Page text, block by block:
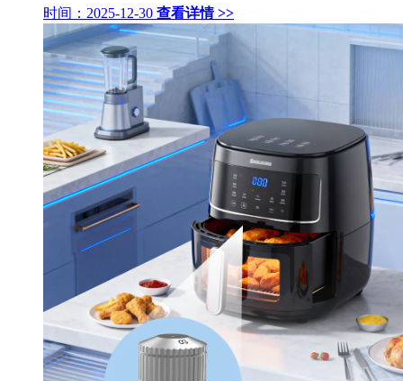
时间：2025-12-30 查看详情 >>